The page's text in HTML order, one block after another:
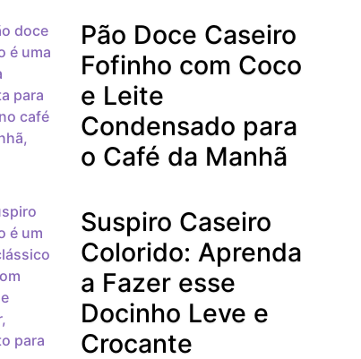
Pão Doce Caseiro
Fofinho com Coco
e Leite
Condensado para
o Café da Manhã
Suspiro Caseiro
Colorido: Aprenda
a Fazer esse
Docinho Leve e
Crocante